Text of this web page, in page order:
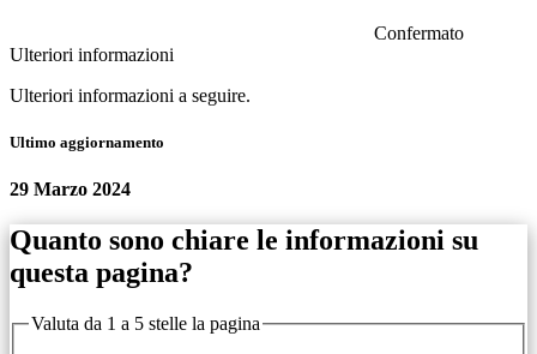
Confermato
Ulteriori informazioni
Ulteriori informazioni a seguire.
Ultimo aggiornamento
29 Marzo 2024
Quanto sono chiare le informazioni su
questa pagina?
Valuta da 1 a 5 stelle la pagina